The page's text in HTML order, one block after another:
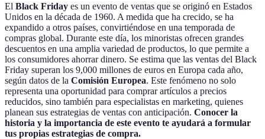
El Black Friday es un evento de ventas que se originó en Estados
Unidos en la década de 1960. A medida que ha crecido, se ha
expandido a otros países, convirtiéndose en una temporada de
compras global. Durante este día, los minoristas ofrecen grandes
descuentos en una amplia variedad de productos, lo que permite a
los consumidores ahorrar dinero. Se estima que las ventas del Black
Friday superan los 9,000 millones de euros en Europa cada año,
según datos de la Comisión Europea. Este fenómeno no solo
representa una oportunidad para comprar artículos a precios
reducidos, sino también para especialistas en marketing, quienes
planean sus estrategias de ventas con anticipación. Conocer la
historia y la importancia de este evento te ayudará a formular
tus propias estrategias de compra.